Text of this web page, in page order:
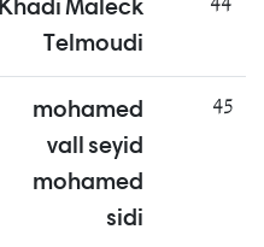
44
Khadi Maleck
Telmoudi
45
mohamed
vall seyid
mohamed
sidi